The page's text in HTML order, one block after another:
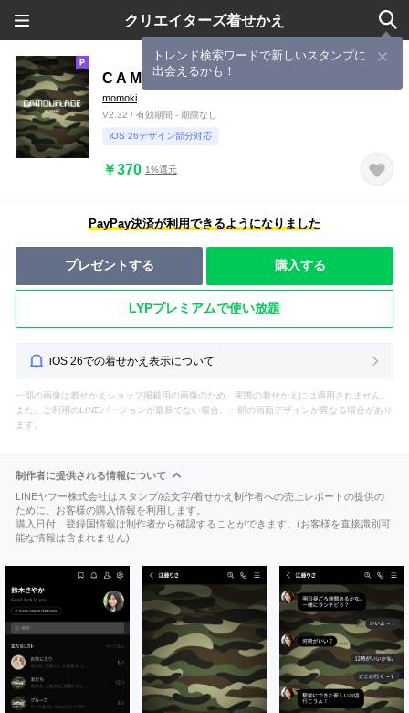
クリエイターズ着せかえ
トレンド検索ワードで新しいスタンプに
出会えるかも！
C A M O U F L A G E
momoki
V2.32 / 有効期間 - 期限なし
iOS 26デザイン部分対応
￥370 1%還元
PayPay決済が利用できるようになりました
プレゼントする 購入する
LYPプレミアムで使い放題
iOS 26での着せかえ表示について
一部の画像は着せかえショップ掲載用の画像のため、実際の着せかえには適用されません。
また、ご利用のLINEバージョンが最新でない場合、一部の画面デザインが異なる場合があり
ます。
制作者に提供される情報について
LINEヤフー株式会社はスタンプ/絵文字/着せかえ制作者への売上レポートの提供の
ために、お客様の購入情報を利用します。
購入日付、登録国情報は制作者から確認することができます。(お客様を直接識別可
能な情報は含まれません)